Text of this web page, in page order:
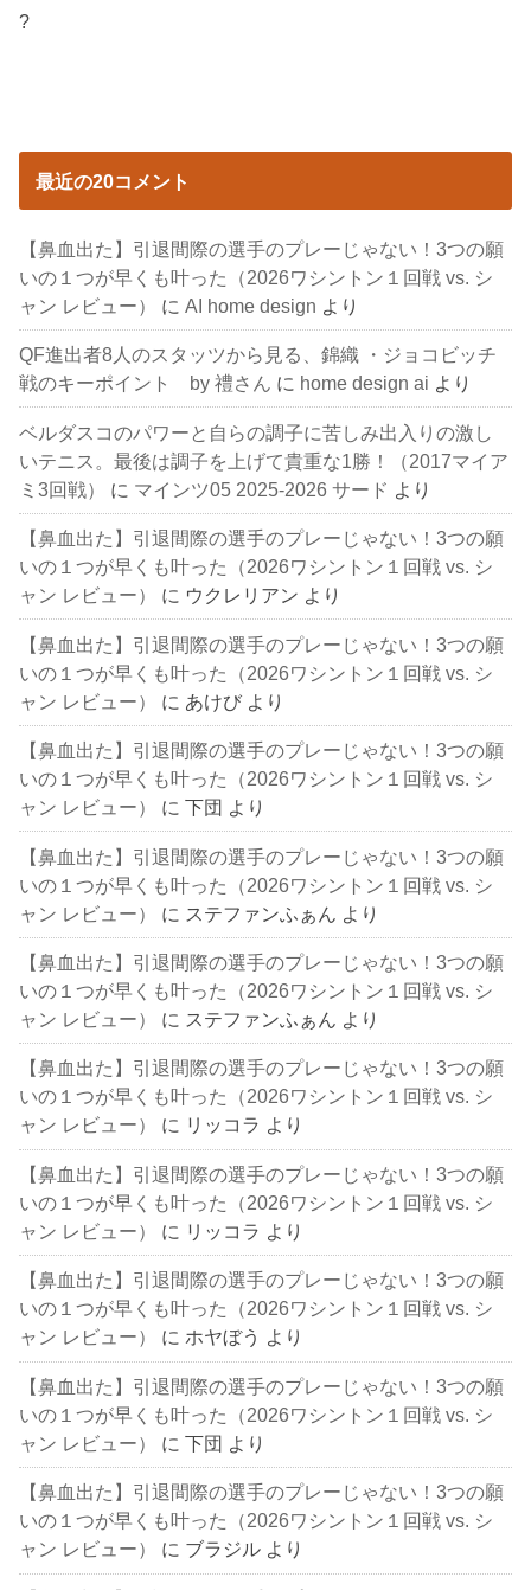
?
最近の20コメント
【鼻血出た】引退間際の選手のプレーじゃない！3つの願
いの１つが早くも叶った（2026ワシントン１回戦 vs. シ
ャン レビュー）
にAI home design より
QF進出者8人のスタッツから見る、錦織 ・ジョコビッチ
戦のキーポイント by 禮さん に home design ai より
ベルダスコのパワーと自らの調子に苦しみ出入りの激し
いテニス。最後は調子を上げて貴重な1勝！（2017マイア
ミ3回戦）
に マインツ05 2025-2026 サード より
【鼻血出た】引退間際の選手のプレーじゃない！3つの願
いの１つが早くも叶った（2026ワシントン１回戦 vs. シ
ャン レビュー）
に ウクレリアン より
【鼻血出た】引退間際の選手のプレーじゃない！3つの願
いの１つが早くも叶った（2026ワシントン１回戦 vs. シ
ャン レビュー）
に あけび より
【鼻血出た】引退間際の選手のプレーじゃない！3つの願
いの１つが早くも叶った（2026ワシントン１回戦 vs. シ
ャン レビュー）
に下団 より
【鼻血出た】引退間際の選手のプレーじゃない！3つの願
いの１つが早くも叶った（2026ワシントン１回戦 vs. シ
ャン レビュー）
に ステファンふぁん より
【鼻血出た】引退間際の選手のプレーじゃない！3つの願
いの１つが早くも叶った（2026ワシントン１回戦 vs. シ
ャン レビュー）
に ステファンふぁん より
【鼻血出た】引退間際の選手のプレーじゃない！3つの願
いの１つが早くも叶った（2026ワシントン１回戦 vs. シ
ャン レビュー）
に リッコラ より
【鼻血出た】引退間際の選手のプレーじゃない！3つの願
いの１つが早くも叶った（2026ワシントン１回戦 vs. シ
ャン レビュー）
に リッコラ より
【鼻血出た】引退間際の選手のプレーじゃない！3つの願
いの１つが早くも叶った（2026ワシントン１回戦 vs. シ
ャン レビュー）
に ホヤぼう より
【鼻血出た】引退間際の選手のプレーじゃない！3つの願
いの１つが早くも叶った（2026ワシントン１回戦 vs. シ
ャン レビュー）
に下団 より
【鼻血出た】引退間際の選手のプレーじゃない！3つの願
いの１つが早くも叶った（2026ワシントン１回戦 vs. シ
ャン レビュー）
に ブラジル より